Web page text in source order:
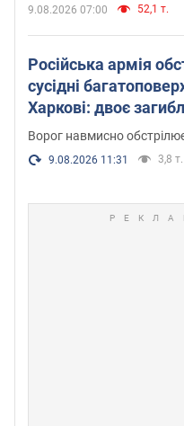
9.08.2026 07:00 52,1 т.
Російська армія
сусідні
Харкові: двоє
постраждалих
Ворог навмисно
9.08.2026 11:31 3,8 т.